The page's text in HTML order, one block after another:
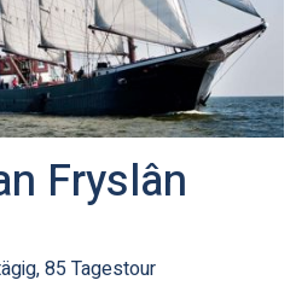
Fryslân
85 Tagestour